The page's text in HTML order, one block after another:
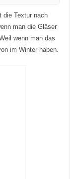
die Textur nach
man die Gläser
wenn man das
im Winter haben.